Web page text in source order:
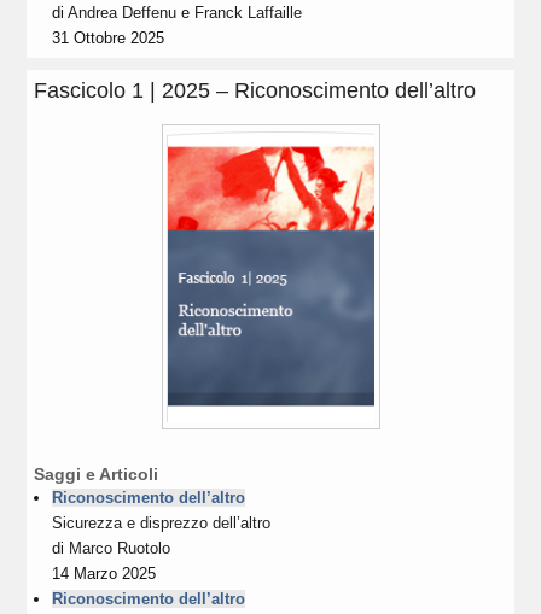
diAndrea Deffenu e Franck Laffaille
31 Ottobre 2025
Fascicolo 1 | 2025 – Riconoscimento dell’altro
Saggi e Articoli
Riconoscimento dell’altro
Sicurezza e disprezzo dell’altro
di Marco Ruotolo
14 Marzo 2025
Riconoscimento dell’altro